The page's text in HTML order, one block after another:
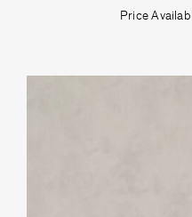
Price